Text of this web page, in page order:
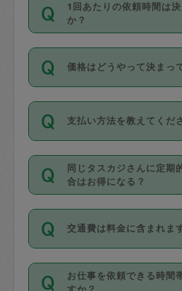
1回あたりの依頼時間は
か？
依頼1回につき3時間固
超えて依頼したい場合
利用ください。機能を
の上事前申請すること
お、3時間を下回って
いません。
価格はどうやって決まっ
11種類の価格帯の中か
身が価格を選んで設定
タスカジさんの価格設
があり、レビュー件数
値、などで除々に設定
がっていく仕組みにな
支払い方法を教えてくだ
お支払方法はクレジッ
Master／JCB／
Diners Club）のみと
を行う際にご入力くだ
ル登録時にはご入力い
丈夫です。
同じタスカジさんに定期
合はお得になる？
依頼には「スポット」
隔週）」があり、「定
ポット」よりお得な料
す。
定期の最低利用回数は
交通費は料金に含まれま
交通費は依頼料金とは
料金のご請求と合わせ
お仕事を依頼できる時間